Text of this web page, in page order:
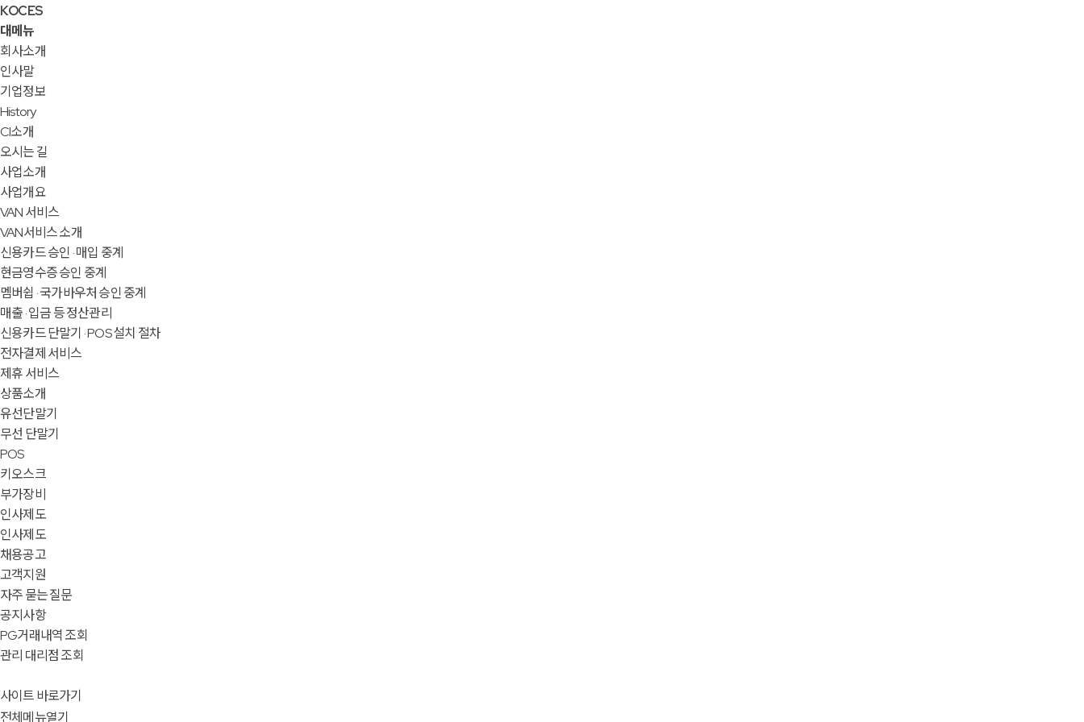
KOCES
대메뉴
회사소개
인사말
기업정보
History
CI소개
오시는 길
사업소개
사업개요
VAN 서비스
VAN서비스 소개
신용카드 승인 · 매입 중계
현금영수증 승인 중계
멤버쉽 · 국가바우처 승인 중계
매출 · 입금 등 정산관리
신용카드 단말기 · POS 설치 절차
전자결제 서비스
제휴 서비스
상품소개
유선단말기
무선 단말기
POS
키오스크
부가장비
인사제도
인사제도
채용공고
고객지원
자주 묻는 질문
공지사항
PG거래내역 조회
관리 대리점 조회
사이트 바로가기
전체메뉴열기